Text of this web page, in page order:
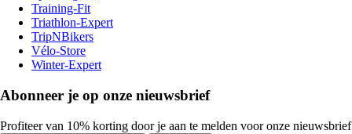
Training-Fit
Triathlon-Expert
TripNBikers
Vélo-Store
Winter-Expert
Abonneer je op onze nieuwsbrief
Profiteer van 10% korting door je aan te melden voor onze nieuwsbrief